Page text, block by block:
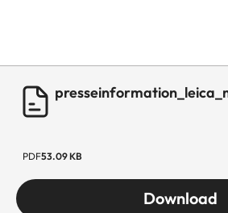
PDF53.09 KB
Download